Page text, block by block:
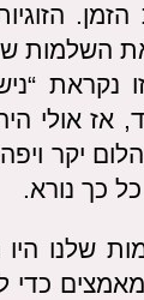
את
אז אולי
יקר
כך נורא.
היו
כדי